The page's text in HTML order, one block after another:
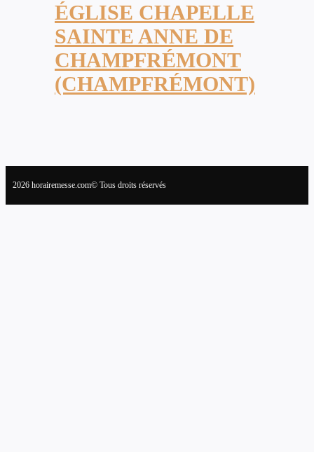
ÉGLISE CHAPELLE
SAINTE ANNE DE
CHAMPFRÉMONT
(CHAMPFRÉMONT)
2026 horairemesse.com© Tous droits réservés